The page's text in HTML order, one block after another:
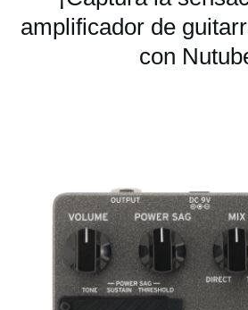
amplificador de
con